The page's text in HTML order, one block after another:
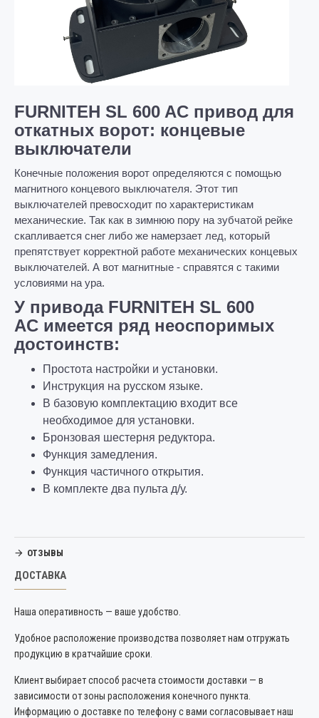
FURNITEH SL 600 AC привод для
откатных ворот: концевые
выключатели
Конечные положения ворот определяются с помощью
магнитного концевого выключателя. Этот тип
выключателей превосходит по характеристикам
механические. Так как в зимнюю пору на зубчатой рейке
скапливается снег либо же намерзает лед, который
препятствует корректной работе механических концевых
выключателей. А вот магнитные - справятся с такими
условиями на ура.
У привода FURNITEH SL 600
AC имеется ряд неоспоримых
достоинств:
Простота настройки и установки.
Инструкция на русском языке.
В базовую комплектацию входит все
необходимое для установки.
Бронзовая шестерня редуктора.
Функция замедления.
Функция частичного открытия.
В комплекте два пульта д/у.
ОТЗЫВЫ
ДОСТАВКА
Наша оперативность — ваше удобство.
Удобное расположение производства позволяет нам отгружать
продукцию в кратчайшие сроки.
Клиент выбирает способ расчета стоимости доставки — в
зависимости от зоны расположения конечного пункта.
Информацию о доставке по телефону с вами согласовывает наш